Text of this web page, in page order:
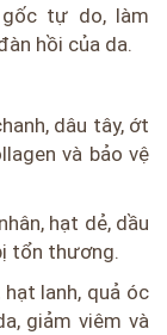
tự do, làm
hồi của da.
dâu tây, ớt
và bảo vệ
hạt dẻ, dầu
tổn thương.
hạt lanh, quả óc
giảm viêm và